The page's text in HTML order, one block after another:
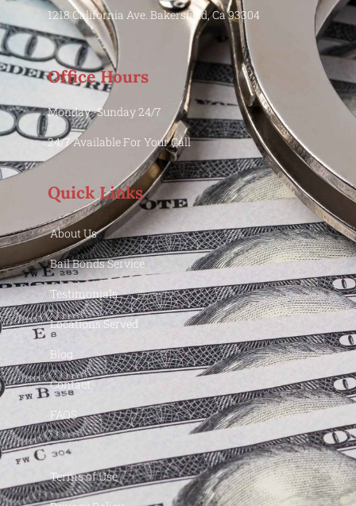
1218 California Ave. Bakersfield, Ca 93304
Office Hours
Monday -Sunday 24/7
24/7 Available For Your Call
Quick Links
About Us
Bail Bonds Service
Testimonials
Locations Served
Blog
Contact
FAQS
Terms of Use